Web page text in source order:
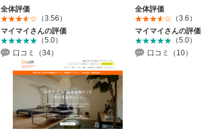
全体評価
（3.56）
マイマイさんの評価
（5.0）
口コミ（34）
全体評価
（3.6）
マイマイさんの評価
（5.0）
口コミ（10）